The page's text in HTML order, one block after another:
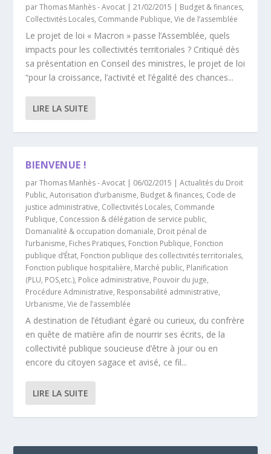
parThomas Manhès - Avocat |21/02/2015 | Budget & finances,
Collectivités Locales, Commande Publique,Vie de l’assemblée
Le projet de loi « Macron » passe l’Assemblée, quels
impacts pour les collectivités territoriales ? Critiqué dès
sa présentation en Conseil des ministres, le projet de loi
“pour la croissance, l’activité et l’égalité des chances...
LIRE LA SUITE
BIENVENUE !
parThomas Manhès - Avocat | 06/02/2015 |Actualités du Droit
Public,Autorisation d’urbanisme, Budget & finances, Code de
justice administrative, Collectivités Locales, Commande
Publique, Concession & délégation de service public,
Domanialité & occupation domaniale, Droit pénal de
l’urbanisme, Fiches Pratiques, Fonction Publique, Fonction
publique d’État, Fonction publique des collectivités territoriales,
Fonction publique hospitalière, Marché public, Planification
(PLU, POS,etc.), Police administrative, Pouvoir du juge,
Procédure Administrative, Responsabilité administrative,
Urbanisme,Vie de l’assemblée
A destination de l’étudiant égaré ou curieux, du confrère
en quête de matière afin de nourrir ses écrits, de la
collectivité publique soucieuse d’être à jour ou en
encore du citoyen sagace et avisé, ce fil...
LIRE LA SUITE